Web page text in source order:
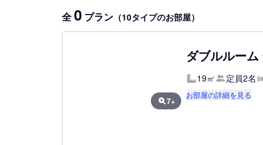
全0 プラン （10タイプのお部屋）
7+
ダブルルーム
19㎡ 定員2名
お部屋の詳細を見る